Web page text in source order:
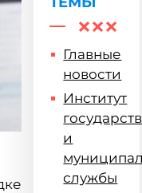
Главные
новости
Институт
и
службы